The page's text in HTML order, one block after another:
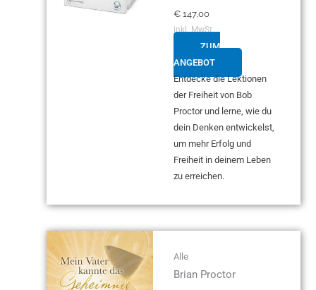
€147,00
inkl. MwSt.
ZUM
ANGEBOT
Entdecke die Lektionen
der Freiheit von Bob
Proctor und lerne, wie du
dein Denken entwickelst,
um mehr Erfolg und
Freiheit in deinem Leben
zu erreichen.
Alle
Brian Proctor